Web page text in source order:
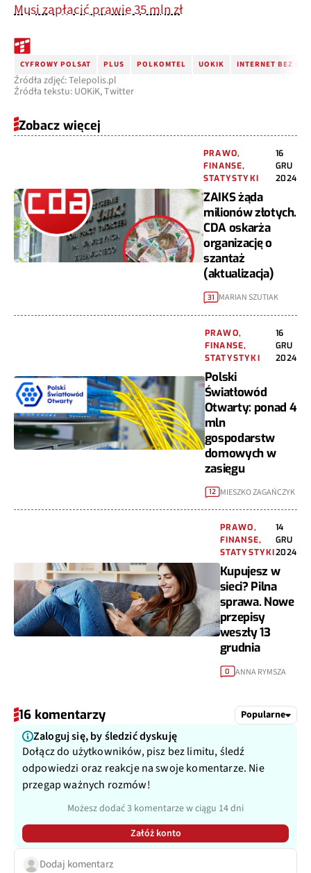
Musi zapłacić prawie 35 mln zł
CYFROWY POLSAT PLUS POLKOMTEL UOKIK INTERNET BEZ
Źródła zdjęć: Telepolis.pl
Źródła tekstu: UOKiK, Twitter
Zobacz więcej
PRAWO,
FINANSE,
STATYSTYKI
16
GRU
2024
ZAIKS żąda
milionów złotych.
CDA oskarża
organizację o
szantaż
(aktualizacja)
31 MARIAN SZUTIAK
PRAWO,
FINANSE,
STATYSTYKI
16
GRU
2024
Polski
Światłowód
Otwarty: ponad 4
mln
gospodarstw
domowych w
zasięgu
12 MIESZKO ZAGAŃCZYK
PRAWO,
FINANSE,
STATYSTYKI
14
GRU
2024
Kupujesz w
sieci? Pilna
sprawa. Nowe
przepisy
weszły 13
grudnia
0 ANNA RYMSZA
16 komentarzy Popularne
Zaloguj się, by śledzić dyskuję
Dołącz do użytkowników, pisz bez limitu, śledź
odpowiedzi oraz reakcje na swoje komentarze. Nie
przegap ważnych rozmów!
Możesz dodać 3 komentarze w ciągu 14 dni
Załóż konto
Dodaj komentarz